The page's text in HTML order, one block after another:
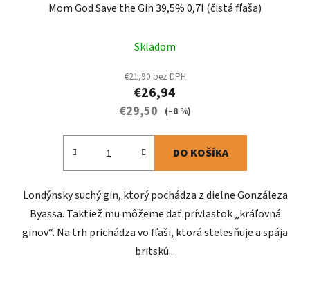
Mom God Save the Gin 39,5% 0,7l (čistá fľaša)
Skladom
€21,90 bez DPH
€26,94
€29,50 (–8 %)
DO KOŠÍKA
Londýnsky suchý gin, ktorý pochádza z dielne Gonzáleza
Byassa. Taktiež mu môžeme dať prívlastok „kráľovná
ginov“. Na trh prichádza vo fľaši, ktorá stelesňuje a spája
britskú...